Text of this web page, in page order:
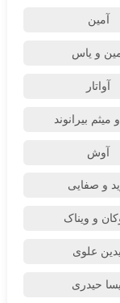
آمین
و یاس
آواتار
میثم بیرانوند
آوش
و صفایی
و ویناک
آیدین علوی
آیسا حیدری